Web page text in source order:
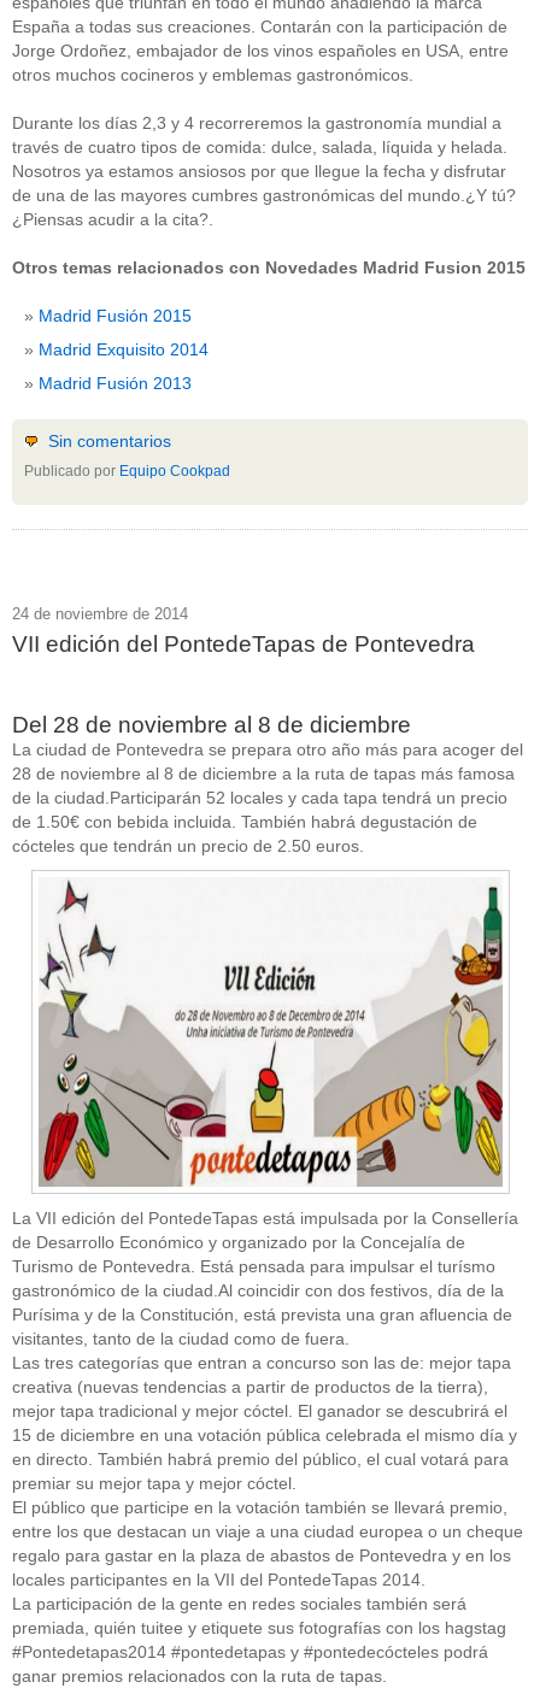
CATEGORÍAS
Alimentación
Alimentos
Carnes(3)
cataluña(1)
chef(2)
Chefs(59)
Cocina (38)
consejos (3)
El Celler de Can Roca
Empresas(12)
ferran adria(10)
formación (1)
Gastronomía(18)
guías(13)
Guipuzcoa(2)
Italia(1)
Joan Roca(2)
libros
Madrid
mejores-productos (3)
México(1)
Murcia(1)
País Vasco(1)
quesos(3)
España a todas sus creaciones. Contarán con la participación de
Jorge Ordoñez, embajador de los vinos españoles en USA, entre
otros muchos cocineros y emblemas gastronómicos.
Durante los días 2,3 y 4 recorreremos la gastronomía mundial a
través de cuatro tipos de comida: dulce, salada, líquida y helada.
Nosotros ya estamos ansiosos por que llegue la fecha y disfrutar
de una de las mayores cumbres gastronómicas del mundo.¿Y tú?
¿Piensas acudir a la cita?.
Otros temas relacionados con Novedades Madrid Fusion 2015
Madrid Fusión 2015
Madrid Exquisito 2014
Madrid Fusión 2013
Sin comentarios
Publicado por Equipo Cookpad
24 de noviembre de 2014
VII edición del PontedeTapas de Pontevedra
Del 28 de noviembre al 8 de diciembre
La ciudad de Pontevedra se prepara otro año más para acoger del
28 de noviembre al 8 de diciembre a la ruta de tapas más famosa
de la ciudad.Participarán 52 locales y cada tapa tendrá un precio
de 1.50€ con bebida incluida. También habrá degustación de
cócteles que tendrán un precio de 2.50 euros.
La VII edición del PontedeTapas está impulsada por la Consellería
de Desarrollo Económico y organizado por la Concejalía de
Turismo de Pontevedra. Está pensada para impulsar el turísmo
gastronómico de la ciudad.Al coincidir con dos festivos, día de la
Purísima y de la Constitución, está prevista una gran afluencia de
visitantes, tanto de la ciudad como de fuera.
Las tres categorías que entran a concurso son las de: mejor tapa
creativa (nuevas tendencias a partir de productos de la tierra),
mejor tapa tradicional y mejor cóctel. El ganador se descubrirá el
15 de diciembre en una votación pública celebrada el mismo día y
en directo. También habrá premio del público, el cual votará para
premiar su mejor tapa y mejor cóctel.
El público que participe en la votación también se llevará premio,
entre los que destacan un viaje a una ciudad europea o un cheque
regalo para gastar en la plaza de abastos de Pontevedra y en los
locales participantes en la VII del PontedeTapas 2014.
La participación de la gente en redes sociales también será
premiada, quién tuitee y etiquete sus fotografías con los hagstag
#Pontedetapas2014 #pontedetapas y #pontedecócteles podrá
ganar premios relacionados con la ruta de tapas.